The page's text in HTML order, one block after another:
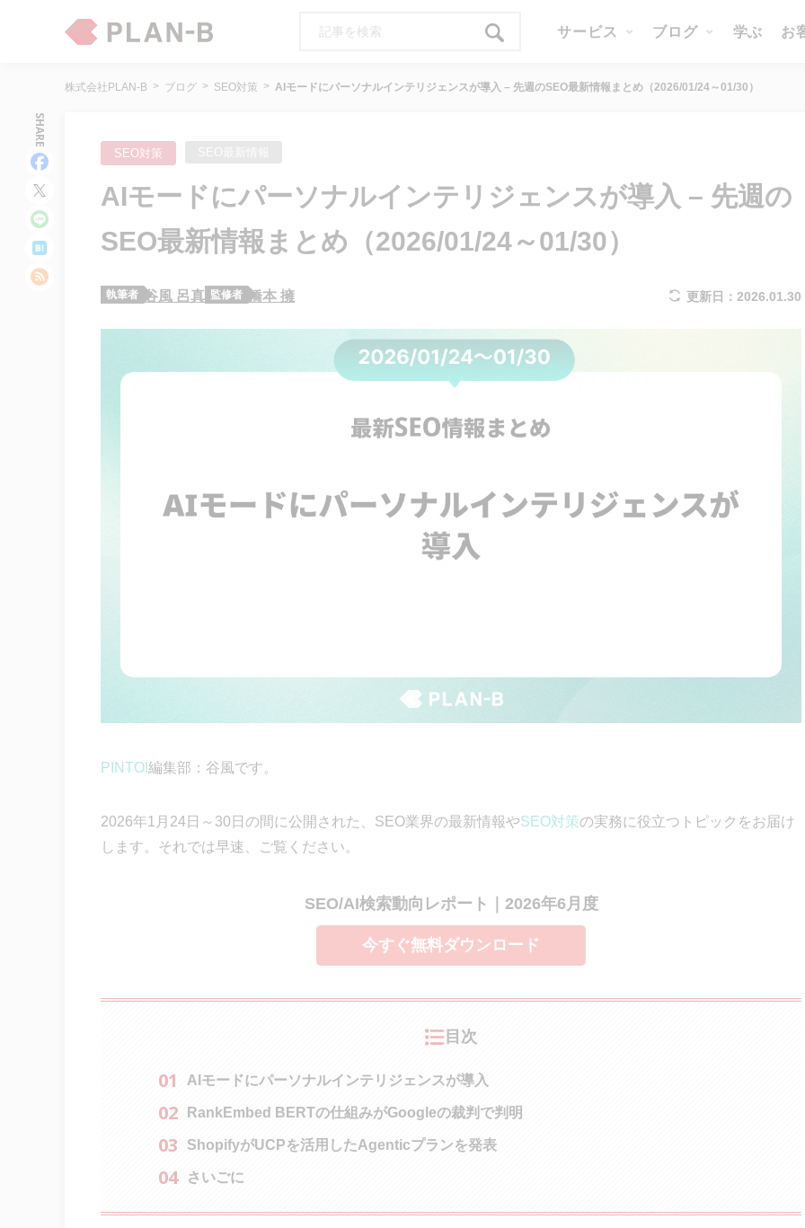
サービス ブログ 学ぶ お
株式会社PLAN-B ブログ SEO対策 AIモードにパーソナルインテリジェンスが導入 – 先週のSEO最新情報まとめ（2026/01/24～01/30）
SEO対策
AIモードにパーソナルインテリジェンスが導入 – 先週の
SEO最新情報まとめ（2026/01/24～01/30）
執筆者 谷風 呂真 監修者 橋本 擁 更新日：2026.01.30
PINTO!編集部：谷風です。
2026年1月24日～30日の間に公開された、SEO業界の最新情報やSEO対策の実務に役立つトピックをお届け
します。それでは早速、ご覧ください。
SEO/AI検索動向レポート｜2026年6月度
今すぐ無料ダウンロード
目次
AIモードにパーソナルインテリジェンスが導入
RankEmbed BERTの仕組みがGoogleの裁判で判明
ShopifyがUCPを活用したAgenticプランを発表
さいごに
SHARE